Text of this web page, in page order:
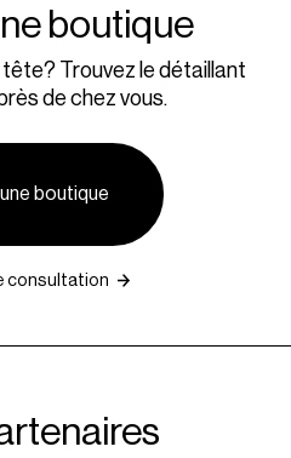
boutique
tête? Trouvez le détaillant
de chez vous.
boutique
consultation